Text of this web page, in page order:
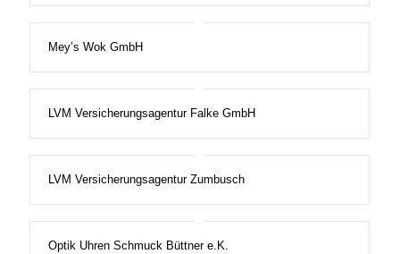
Mey’s Wok GmbH
LVM Versicherungsagentur Falke GmbH
LVM Versicherungsagentur Zumbusch
Optik Uhren Schmuck Büttner e.K.